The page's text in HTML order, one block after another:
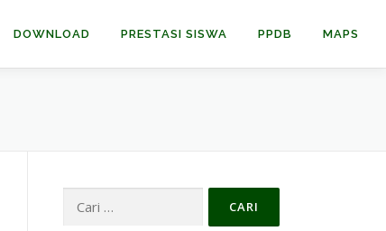
DOWNLOAD PRESTASI SISWA PPDB MAPS
untuk: